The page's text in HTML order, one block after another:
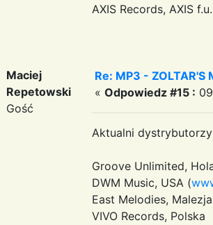
AXIS Records, AXIS
Maciej
Repetowski
Gość
Re: MP3 - ZOLTAR'S
« Odpowiedz #15 :
Aktualni
Groove Unlimited,
DWM Music, USA (
East Melodies,
VIVO Records, Polska